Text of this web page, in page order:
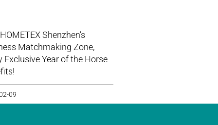
Shenzhen’s
Matchmaking Zone,
Exclusive Year of the Horse
09